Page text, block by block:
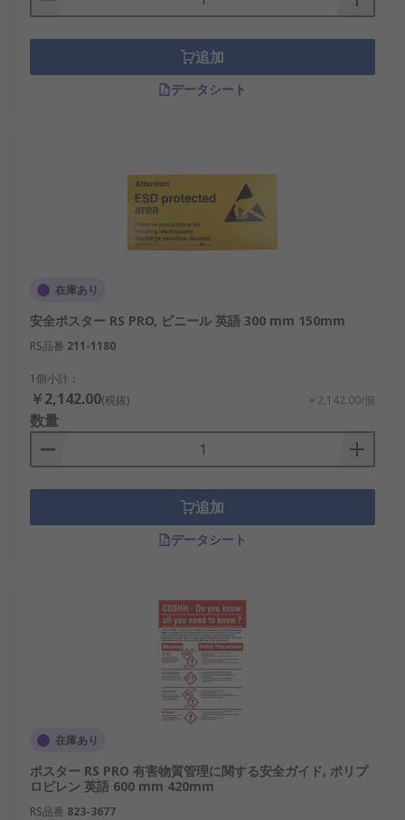
追加
データシート
在庫あり
安全ポスター RS PRO, ビニール 英語 300 mm 150mm
RS品番 211-1180
1個小計：
￥2,142.00(税抜) ￥2,142.00/個
数量
追加
データシート
在庫あり
ポスター RS PRO 有害物質管理に関する安全ガイド, ポリプ
ロピレン 英語 600 mm 420mm
RS品番 823-3677